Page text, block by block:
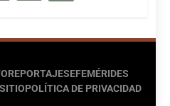
EFEMÉRIDES
POLÍTICA DE PRIVACIDAD